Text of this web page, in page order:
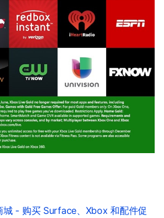
城 - 购买 Surface、Xbox 和配件促